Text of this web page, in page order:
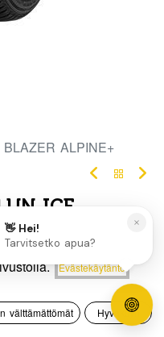
Lisää ostoskoriin
0
Toivelista Tili
ALPINE+
ICE
272276
sinulle paremman
Evästekäytäntö
välttämättömät Hyväksyn